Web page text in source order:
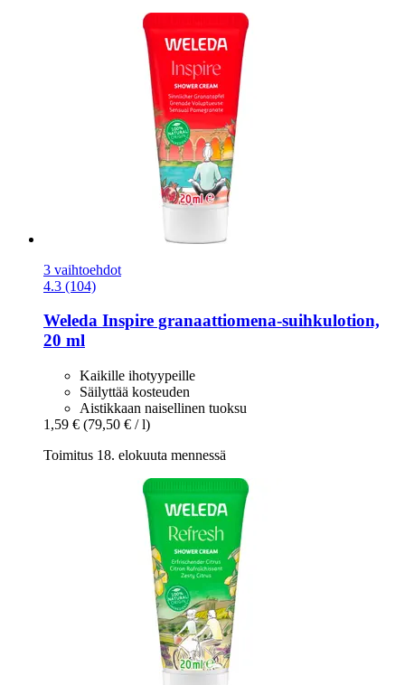
3 vaihtoehdot
4.3 (104)
Weleda Inspire granaattiomena-​suihkulotion,
20 ml
Kaikille ihotyypeille
Säilyttää kosteuden
Aistikkaan naisellinen tuoksu
1,59 € (79,50 € / l)
Toimitus 18. elokuuta mennessä